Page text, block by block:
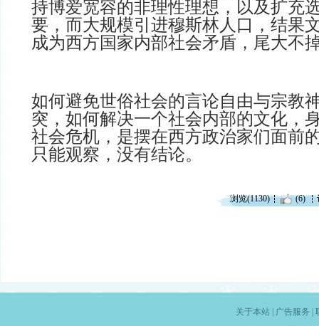
持博爱宽容的非理性理想，以及扩充
要，而大规模引进穆斯林人口，结果
成为西方国家内部社会矛盾，尾大不
如何避免世俗社会的言论自由与宗教
突，如何解决一个社会内部的文化，
社会危机，是摆在西方政治家们面前
只能观察，没有结论。
浏览(1130) (6)
关于本站| 广告服务